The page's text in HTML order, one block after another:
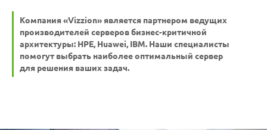
Компания «Vizzion» является партнером ведущих
производителей серверов бизнес-критичной
архитектуры: HPE, Huawei, IBM. Наши специалисты
помогут выбрать наиболее оптимальный сервер
для решения ваших задач.